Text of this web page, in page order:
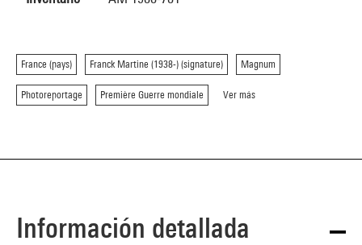
France (pays) Franck Martine (1938-) (signature) Magnum
Photoreportage Première Guerre mondiale Ver más
Información detallada